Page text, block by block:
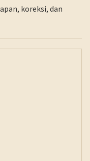
koreksi, dan